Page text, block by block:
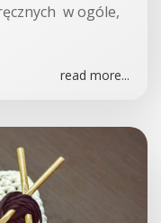
w ogóle,
read more...